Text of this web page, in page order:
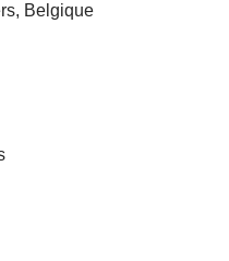
Belgique